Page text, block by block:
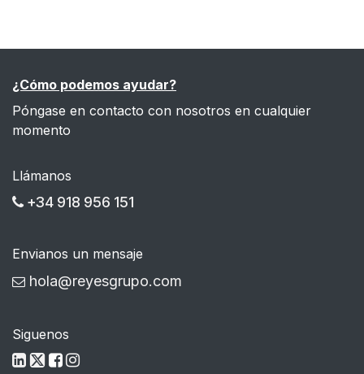
¿Cómo podemos ayudar?
Póngase en contacto con nosotros en cualquier
momento
Llámanos
+34 918 956 151
Envianos un mensaje
hola@reyesgrupo.com
Siguenos